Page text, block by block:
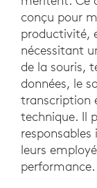
conçu pour
productivité,
nécessitant
de la souris,
données, le
transcription
technique. Il
leurs
performance.